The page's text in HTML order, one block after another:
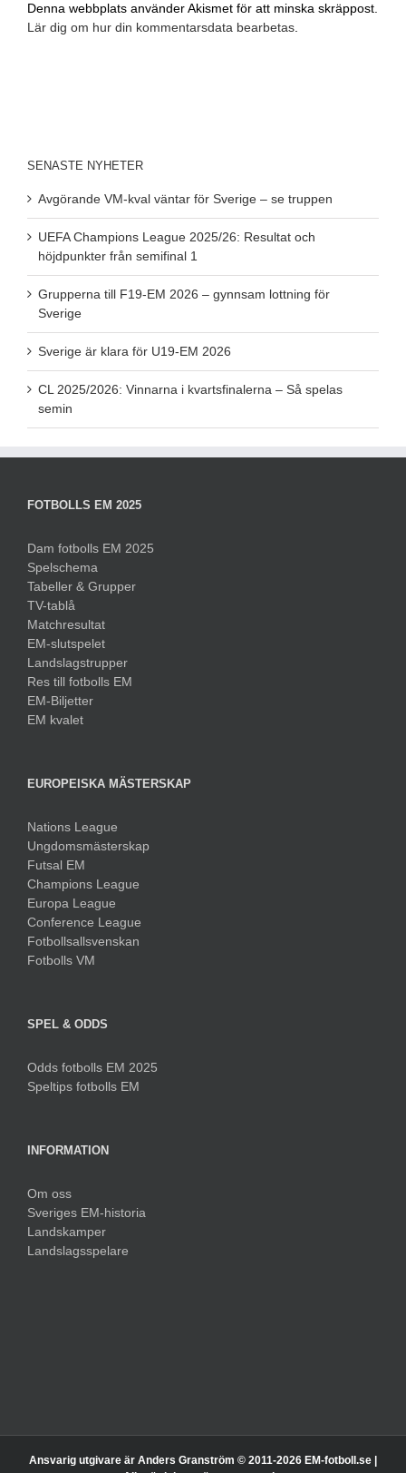
Denna webbplats använder Akismet för att minska skräppost.
Lär dig om hur din kommentarsdata bearbetas.
SENASTE NYHETER
Avgörande VM-kval väntar för Sverige – se truppen
UEFA Champions League 2025/26: Resultat och
höjdpunkter från semifinal 1
Grupperna till F19-EM 2026 – gynnsam lottning för
Sverige
Sverige är klara för U19-EM 2026
CL 2025/2026: Vinnarna i kvartsfinalerna – Så spelas
semin
FOTBOLLS EM 2025
Dam fotbolls EM 2025
Spelschema
Tabeller & Grupper
TV-tablå
Matchresultat
EM-slutspelet
Landslagstrupper
Res till fotbolls EM
EM-Biljetter
EM kvalet
EUROPEISKA MÄSTERSKAP
Nations League
Ungdomsmästerskap
Futsal EM
Champions League
Europa League
Conference League
Fotbollsallsvenskan
Fotbolls VM
SPEL & ODDS
Odds fotbolls EM 2025
Speltips fotbolls EM
INFORMATION
Om oss
Sveriges EM-historia
Landskamper
Landslagsspelare
Ansvarig utgivare är Anders Granström © 2011-2026 EM-fotboll.se |